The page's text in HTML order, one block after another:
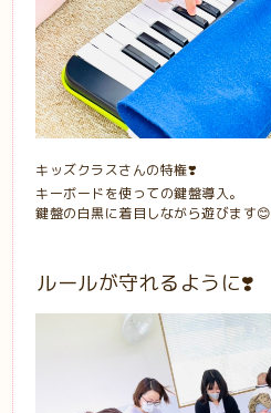
キッズクラスさんの特権❣️
キーボードを使っての鍵盤導入。
鍵盤の白黒に着目しながら遊びます😊
ルールが守れるように❣️